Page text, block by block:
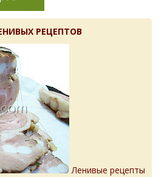
РЕЦЕПТОВ
Ленивые рецепты